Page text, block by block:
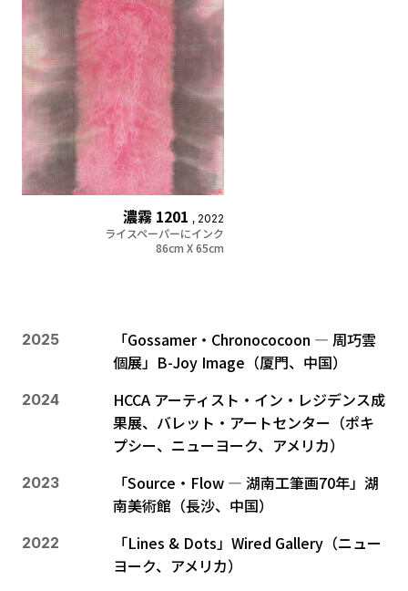
濃霧 1201 , 2022
ライスペーパーにインク
86cm X 65cm
2025
「Gossamer・Chronococoon ― 周巧雲
個展」B-Joy Image（厦門、中国）
2024
HCCA アーティスト・イン・レジデンス成
果展、バレット・アートセンター（ポキ
プシー、ニューヨーク、アメリカ）
2023
「Source・Flow ― 湖南工筆画70年」湖
南美術館（長沙、中国）
2022
「Lines & Dots」Wired Gallery（ニュー
ヨーク、アメリカ）